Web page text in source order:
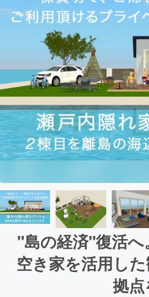
"島の経済"復活へ
空き家を活用し
拠点